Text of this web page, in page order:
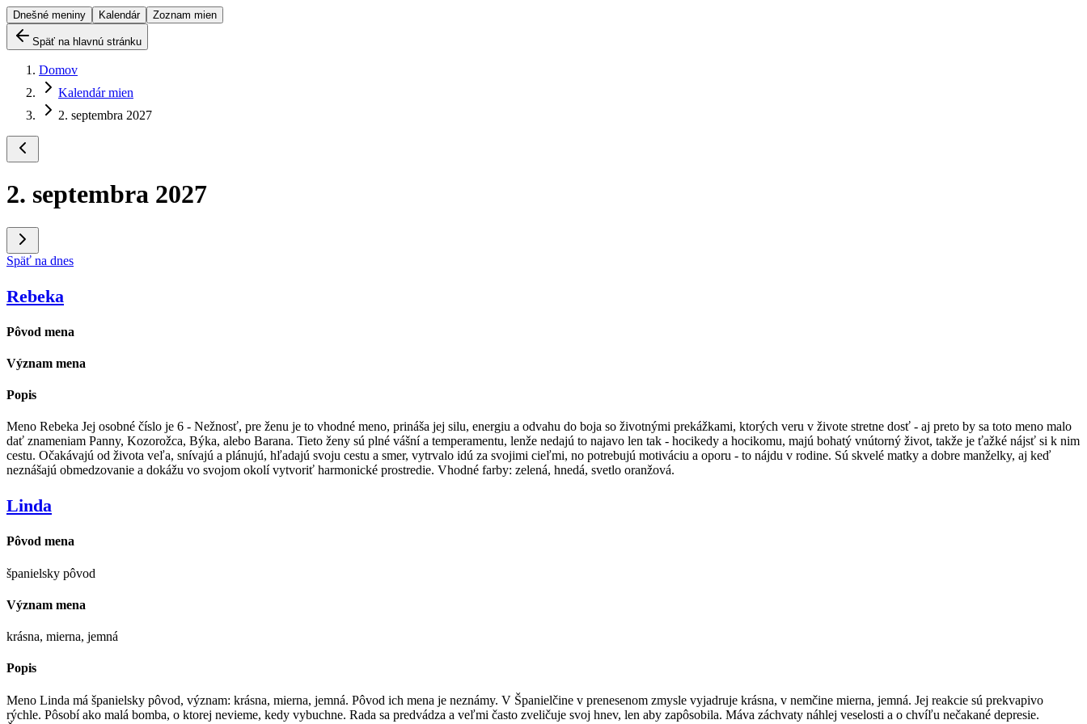
Dnešné meniny Kalendár Zoznam mien
Späť na hlavnú stránku
Domov
Kalendár mien
2. septembra 2027
2. septembra 2027
Späť na dnes
Rebeka
Pôvod mena
Význam mena
Popis
Meno Rebeka Jej osobné číslo je 6 - Nežnosť, pre ženu je to vhodné meno, prináša jej silu, energiu a odvahu do boja so životnými prekážkami, ktorých veru v živote stretne dosť - aj preto by sa toto meno malo
dať znameniam Panny, Kozorožca, Býka, alebo Barana. Tieto ženy sú plné vášní a temperamentu, lenže nedajú to najavo len tak - hocikedy a hocikomu, majú bohatý vnútorný život, takže je ťažké nájsť si k nim
cestu. Očakávajú od života veľa, snívajú a plánujú, hľadajú svoju cestu a smer, vytrvalo idú za svojimi cieľmi, no potrebujú motiváciu a oporu - to nájdu v rodine. Sú skvelé matky a dobre manželky, aj keď
neznášajú obmedzovanie a dokážu vo svojom okolí vytvoriť harmonické prostredie. Vhodné farby: zelená, hnedá, svetlo oranžová.
Linda
Pôvod mena
španielsky pôvod
Význam mena
krásna, mierna, jemná
Popis
Meno Linda má španielsky pôvod, význam: krásna, mierna, jemná. Pôvod ich mena je neznámy. V Španielčine v prenesenom zmysle vyjadruje krásna, v nemčine mierna, jemná. Jej reakcie sú prekvapivo
rýchle. Pôsobí ako malá bomba, o ktorej nevieme, kedy vybuchne. Rada sa predvádza a veľmi často zveličuje svoj hnev, len aby zapôsobila. Máva záchvaty náhlej veselosti a o chvíľu nečakané depresie.